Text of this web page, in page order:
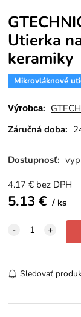
Utierka
keramiky
Mikrovláknové
Výrobca:
Záručná doba:
Dostupnosť:
4.17 € bez DPH
5.13 € ks
Sledovať